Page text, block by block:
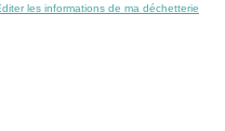
les informations de ma déchetterie